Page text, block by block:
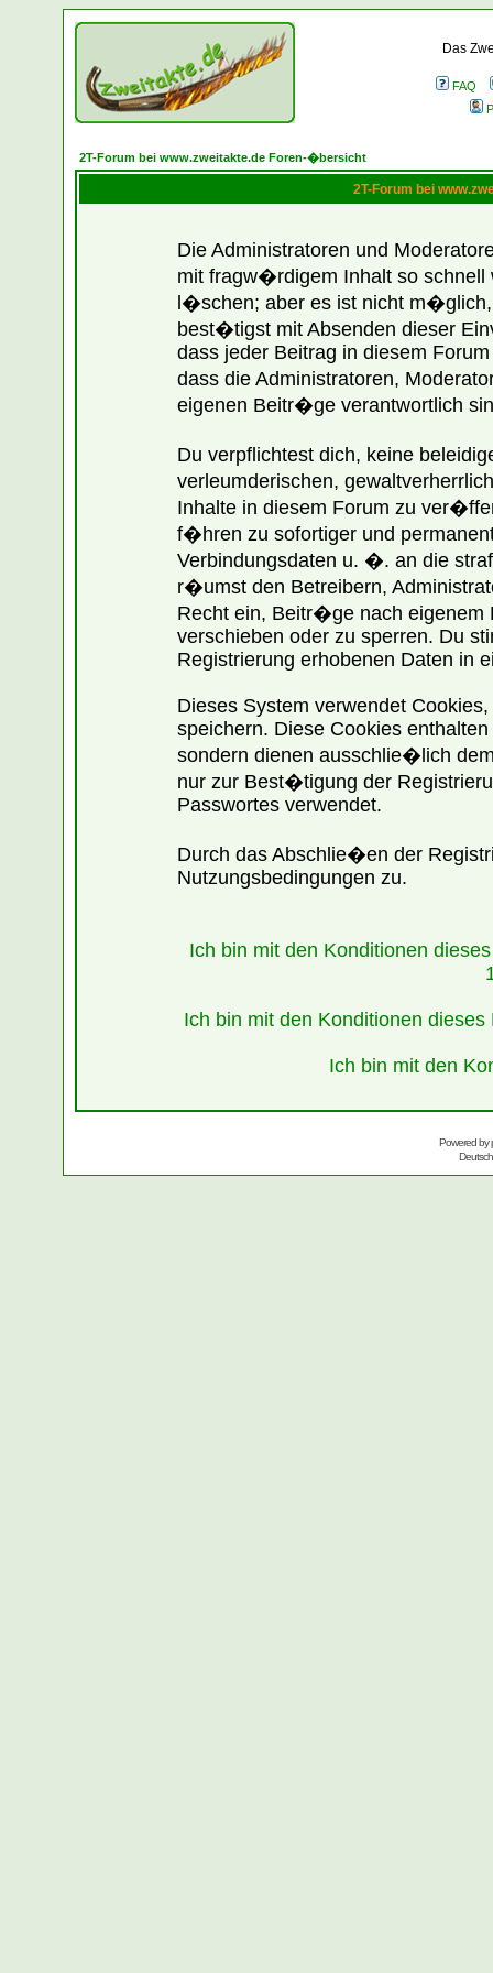
Das
FAQ
2T-Forum bei www.zweitakte.de Foren-�bersicht
2T-Forum bei
Die Administratoren und
mit fragw�rdigem Inhalt so
l�schen; aber es ist nicht
best�tigst mit Absenden dieser
dass jeder Beitrag in diesem
dass die Administratoren,
eigenen Beitr�ge verantwortlich
Du verpflichtest dich, keine
verleumderischen,
Inhalte in diesem Forum zu
f�hren zu sofortiger und
Verbindungsdaten u. �. an die
r�umst den Betreibern,
Recht ein, Beitr�ge nach eigenem
verschieben oder zu sperren. Du
Registrierung erhobenen Daten in
Dieses System verwendet
speichern. Diese Cookies
sondern dienen ausschlie�lich
nur zur Best�tigung der
Passwortes verwendet.
Durch das Abschlie�en der
Nutzungsbedingungen zu.
Ich bin mit den Konditionen
Ich bin mit den Konditionen
Ich bin mit den
Powered by